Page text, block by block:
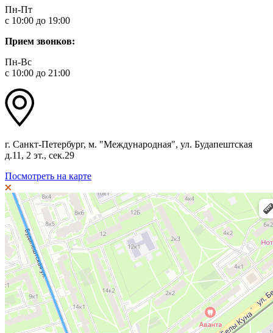
Пн-Пт
с 10:00 до 19:00
Прием звонков:
Пн-Вс
с 10:00 до 21:00
г. Санкт-Петербург, м. "Международная", ул. Будапештская
д.11, 2 эт., сек.29
Посмотреть на карте